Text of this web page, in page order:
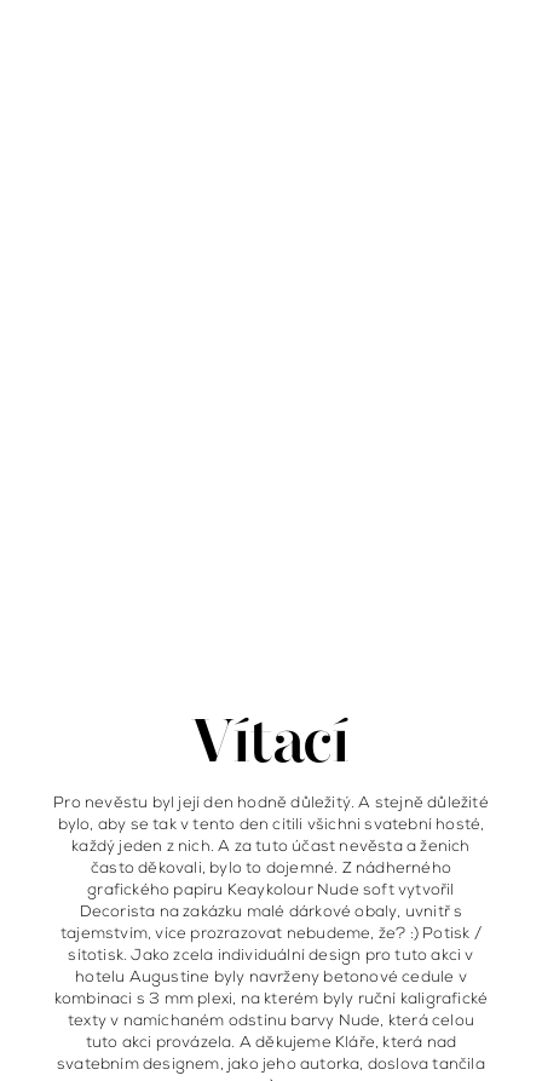
Vítací
Pro nevěstu byl její den hodně důležitý. A stejně důležité
bylo, aby se tak v tento den cítili všichni svatební hosté,
každý jeden z nich. A za tuto účast nevěsta a ženich
často děkovali, bylo to dojemné. Z nádherného
grafického papíru Keaykolour Nude soft vytvořil
Decorista na zakázku malé dárkové obaly, uvnitř s
tajemstvím, více prozrazovat nebudeme, že? :) Potisk /
sítotisk. Jako zcela individuální design pro tuto akci v
hotelu Augustine byly navrženy betonové cedule v
kombinaci s 3 mm plexi, na kterém byly ruční kaligrafické
texty v namíchaném odstínu barvy Nude, která celou
tuto akci provázela. A děkujeme Kláře, která nad
svatebním designem, jako jeho autorka, doslova tančila